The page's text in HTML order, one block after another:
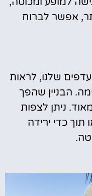
אפשר לברוח
שלנו, לראות
הבניין שהפך
ניתן לצפות
תוך כדי ירידה